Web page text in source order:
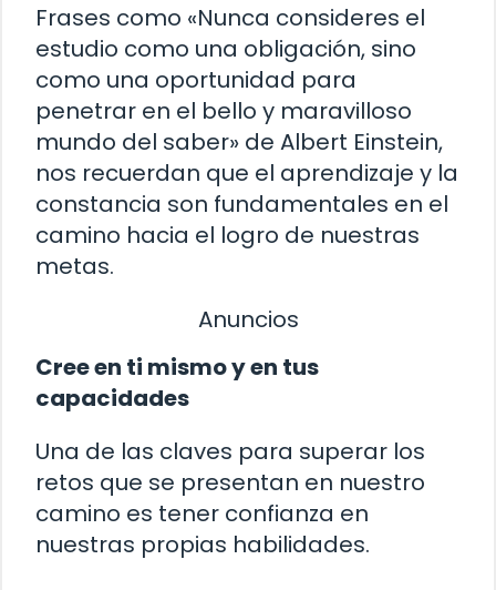
Frases como «Nunca consideres el
estudio como una obligación, sino
como una oportunidad para
penetrar en el bello y maravilloso
mundo del saber» de Albert Einstein,
nos recuerdan que el aprendizaje y la
constancia son fundamentales en el
camino hacia el logro de nuestras
metas.
Anuncios
Cree en ti mismo y en tus
capacidades
Una de las claves para superar los
retos que se presentan en nuestro
camino es tener confianza en
nuestras propias habilidades.